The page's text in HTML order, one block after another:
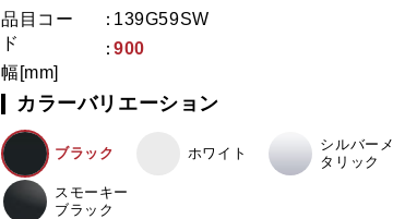
品目コー
ド
139G59SW
幅[mm]
900
カラーバリエーション
ブラック ホワイト
シルバーメ
タリック
スモーキー
ブラック